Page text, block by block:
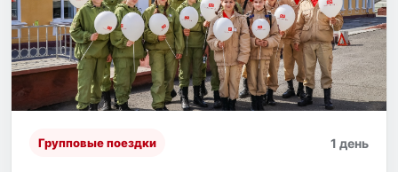
Групповые поездки 1 день